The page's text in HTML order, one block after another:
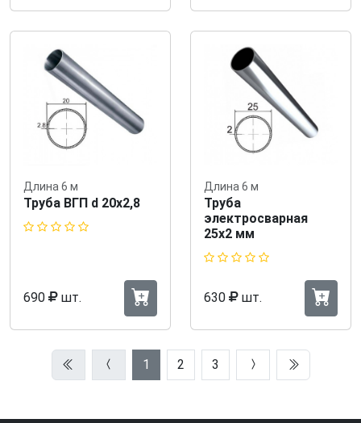
Длина 6 м
Труба ВГП d 20х2,8
690 шт.
Длина 6 м
Труба
электросварная
25х2 мм
630 шт.
1 2 3